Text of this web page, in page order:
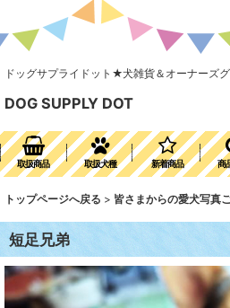
ドッグサプライドット★犬雑貨＆オーナーズ
DOG SUPPLY DOT
取扱商品 取扱犬種 新着商品 商
トップページへ戻る > 皆さまからの愛犬写真
短足兄弟